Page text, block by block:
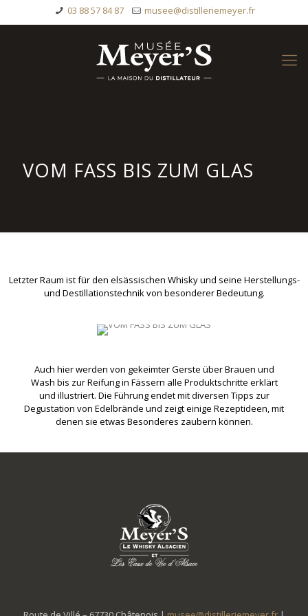
03 88 57 84 87 musee@distilleriemeyer.fr
VOM FASS BIS ZUM GLAS
Letzter Raum ist für den elsässischen Whisky und seine Herstellungs-
und Destillationstechnik von besonderer Bedeutung.
Auch hier werden von gekeimter Gerste über Brauen und
Wash bis zur Reifung in Fässern alle Produktschritte erklärt
und illustriert. Die Führung endet mit diversen Tipps zur
Degustation von Edelbrände und zeigt einige Rezeptideen, mit
denen sie etwas Besonderes zaubern können.